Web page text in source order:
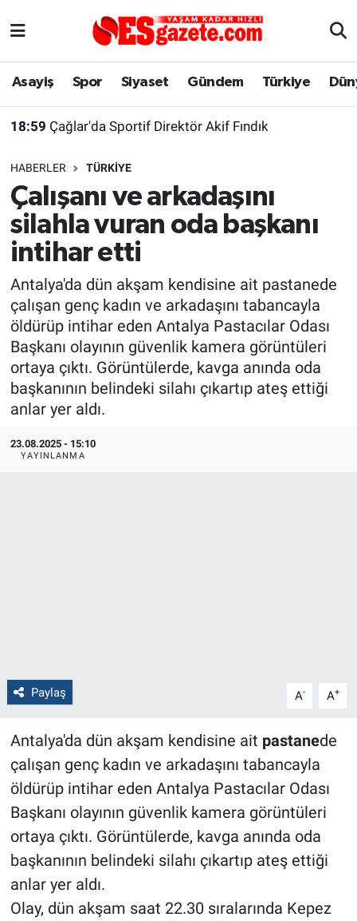
Asayiş Spor Siyaset Gündem Türkiye
18:59 Çağlar'da Sportif Direktör Akif Fındık
HABERLER TÜRKIYE
Çalışanı ve arkadaşını
silahla vuran oda başkanı
intihar etti
Antalya'da dün akşam kendisine ait pastanede
çalışan genç kadın ve arkadaşını tabancayla
öldürüp intihar eden Antalya Pastacılar Odası
Başkanı olayının güvenlik kamera görüntüleri
ortaya çıktı. Görüntülerde, kavga anında oda
başkanının belindeki silahı çıkartıp ateş ettiği
anlar yer aldı.
23.08.2025 - 15:10
YAYINLANMA
Paylaş A- A+
Antalya'da dün akşam kendisine ait pastanede
çalışan genç kadın ve arkadaşını tabancayla
öldürüp intihar eden Antalya Pastacılar Odası
Başkanı olayının güvenlik kamera görüntüleri
ortaya çıktı. Görüntülerde, kavga anında oda
başkanının belindeki silahı çıkartıp ateş ettiği
anlar yer aldı.
Olay, dün akşam saat 22.30 sıralarında Kepez
Asayiş
Gündem
Türkiye
Dünya
Sağlık
Alış-Veriş/İş dünyası
Yaşam
Eskişehirspor Arşivi
Eskişehir Arşivi
Röportaj
Ekonomi
Kültür Sanat
Politika
Eskişehir Nöbetçi Eczaneler
Süper Lig Puan Durumu ve Fikstür
Tüm Manşetler
Son Dakika Haberleri
Haber Arşivi